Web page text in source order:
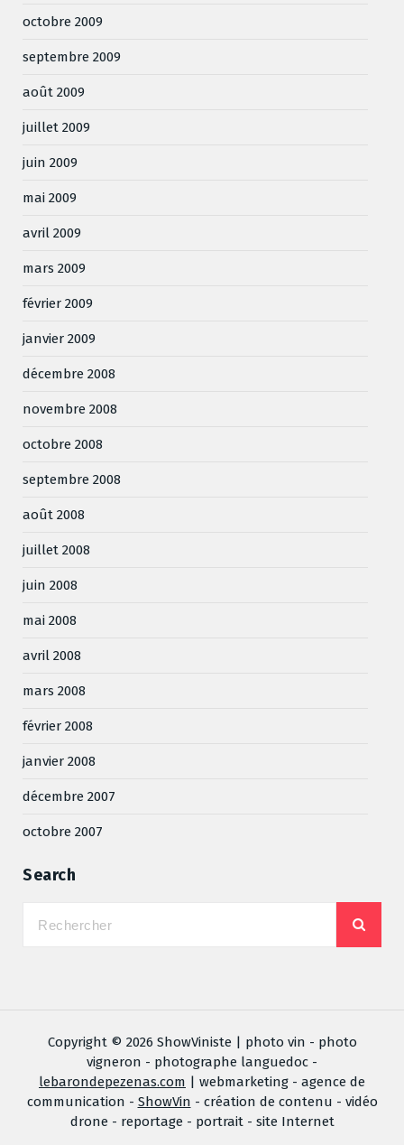
octobre 2009
septembre 2009
août 2009
juillet 2009
juin 2009
mai 2009
avril 2009
mars 2009
février 2009
janvier 2009
décembre 2008
novembre 2008
octobre 2008
septembre 2008
août 2008
juillet 2008
juin 2008
mai 2008
avril 2008
mars 2008
février 2008
janvier 2008
décembre 2007
octobre 2007
Search
Copyright © 2026 ShowViniste | photo vin - photo
vigneron - photographe languedoc -
lebarondepezenas.com | webmarketing - agence de
communication - ShowVin - création de contenu - vidéo
drone - reportage - portrait - site Internet